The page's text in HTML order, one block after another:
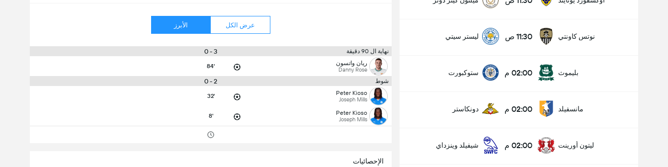
نوتس كاونتي 11:30 ص ليستر سيتي
بليموث 02:00 م ستوكبورت
مانسفيلد 02:00 م دونكاستر
ليتون أورينت 02:00 م شيفيلد وينزداي
عرض الكل الأبرز
نهاية ال 90 دقيقة 3 - 0
ريان واتسون
Danny Rose
84'
شوط 2 - 0
Peter Kioso
Joseph Mills
32'
Peter Kioso
Joseph Mills
8'
الإحصائيات